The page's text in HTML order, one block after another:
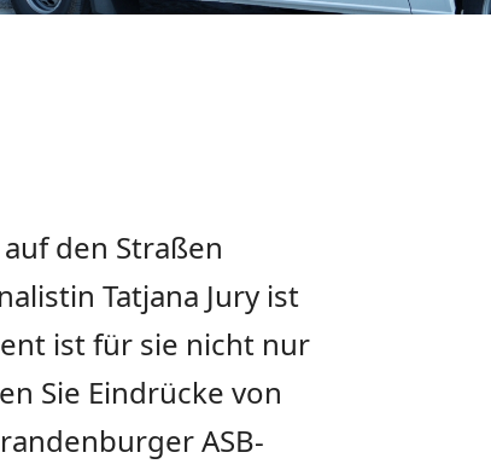
den Straßen
Tatjana Jury ist
ist für sie nicht nur
Sie Eindrücke von
ASB-